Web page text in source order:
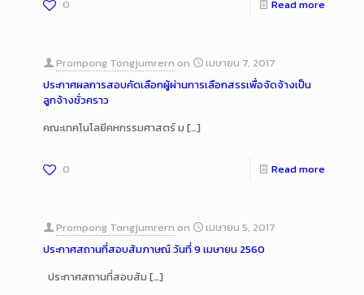
0 Read more
Prompong Tongjumrern on
เมษายน 7, 2017
ประกาศผลการสอบคัดเลือกผู้ผ่านการเลือกสรรเพื่อจัดจ้างเป็น
ลูกจ้างชั่วคราว
คณะเทคโนโลยีคหกรรมศาสตร์ ม […]
0 Read more
Prompong Tongjumrern on
เมษายน 5, 2017
ประกาศสถานที่สอบสัมภาษณ์ วันที่ 9 เมษายน 2560
ประกาศสถานที่สอบสัม […]